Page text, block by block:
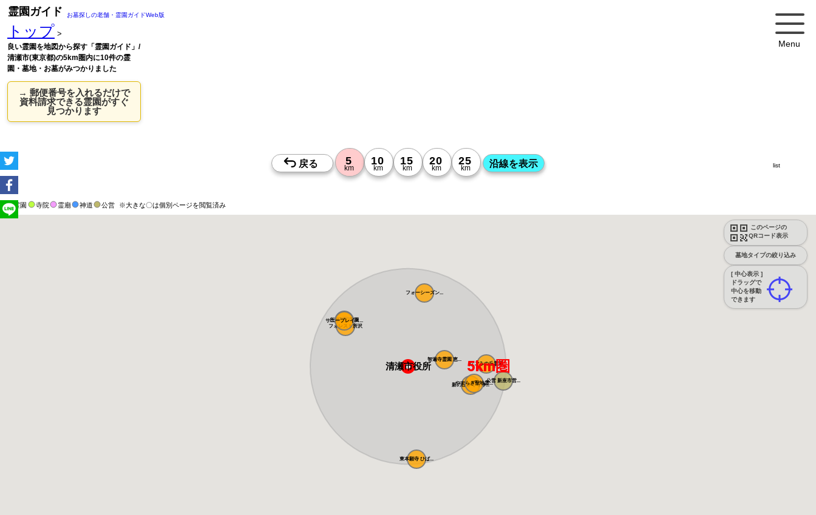
Menu
霊園ガイド お墓探しの老舗・霊園ガイドWeb版
トップ >
良い霊園を地図から探す「霊園ガイド」/
清瀬市(東京都)の5km圏内に10件の霊
園・墓地・お墓がみつかりました
→ 郵便番号を入れるだけで
資料請求できる霊園がすぐ
見つかります
霊園 寺院 霊廟 神道 公営 ※大きな〇は個別ページを閲覧済み
このページの
QRコード表示
墓地タイプの絞り込み
[ 中心表示 ]
ドラッグで
中心を移動
できます
list
所沢聖地霊園
フォレスト所沢
フォーシーズン...
なごみの丘霊園
新の丘さくら浄...
やすらぎ聖地霊...
サニープレイス...
公営 新座市営...
智遍寺霊園 恵...
東本願寺 ひば...
清瀬市役所 5km圏